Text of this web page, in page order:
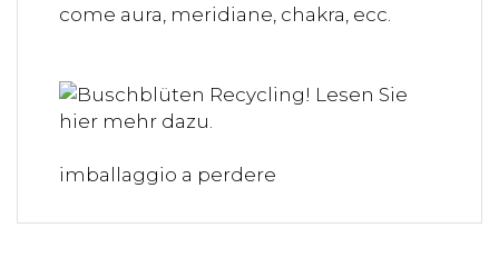
come aura, meridiane, chakra, ecc.
imballaggio a perdere